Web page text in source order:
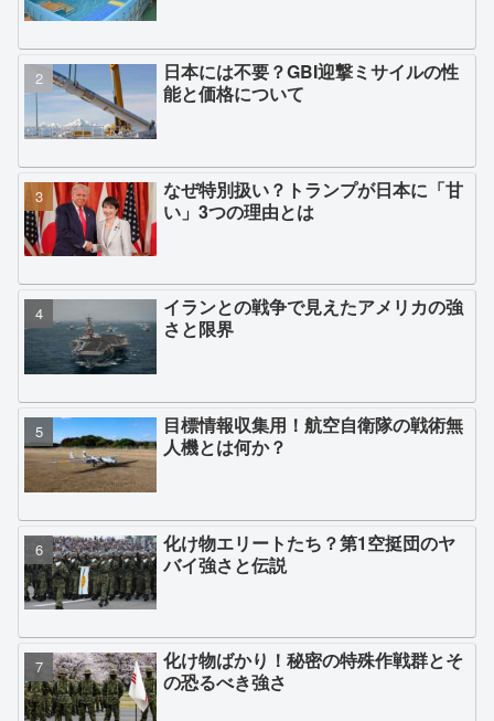
日本には不要？GBI迎撃ミサイルの性
能と価格について
なぜ特別扱い？トランプが日本に「甘
い」3つの理由とは
イランとの戦争で見えたアメリカの強
さと限界
目標情報収集用！航空自衛隊の戦術無
人機とは何か？
化け物エリートたち？第1空挺団のヤ
バイ強さと伝説
化け物ばかり！秘密の特殊作戦群とそ
の恐るべき強さ